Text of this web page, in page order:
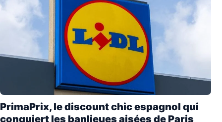
PrimaPrix, le discount chic espagnol qui
conquiert les banlieues aisées de Paris